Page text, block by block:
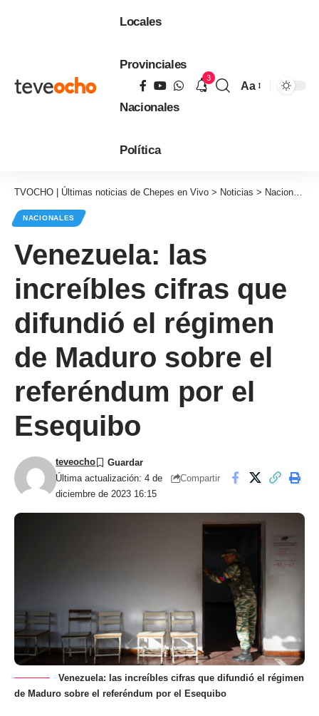
Locales
Provinciales
Nacionales
Política
3
Aa
TVOCHO | Últimas noticias de Chepes en Vivo > Noticias > Nacionales
NACIONALES
Venezuela: las
increíbles cifras que
difundió el régimen
de Maduro sobre el
referéndum por el
Esequibo
Última actualización: 4 de
diciembre de 2023 16:15
teveocho
Compartir
Venezuela: las increíbles cifras que difundió el régimen
de Maduro sobre el referéndum por el Esequibo